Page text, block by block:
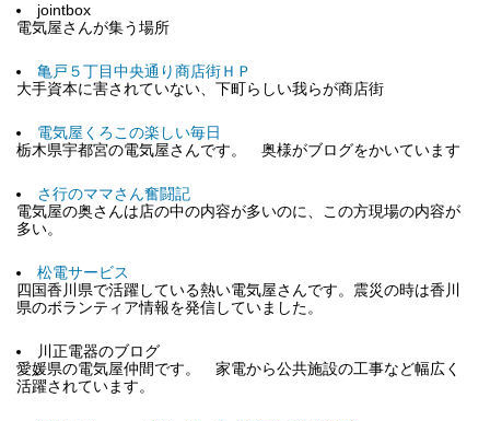
jointbox
電気屋さんが集う場所
亀戸５丁目中央通り商店街ＨＰ
大手資本に害されていない、下町らしい我らが商店街
電気屋くろこの楽しい毎日
栃木県宇都宮の電気屋さんです。 奥様がブログをかいています
さ行のママさん奮闘記
電気屋の奥さんは店の中の内容が多いのに、この方現場の内容が
多い。
松電サービス
四国香川県で活躍している熱い電気屋さんです。震災の時は香川
県のボランティア情報を発信していました。
川正電器のブログ
愛媛県の電気屋仲間です。 家電から公共施設の工事など幅広く
活躍されています。